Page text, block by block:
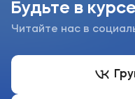
Будьте в
Читайте нас в